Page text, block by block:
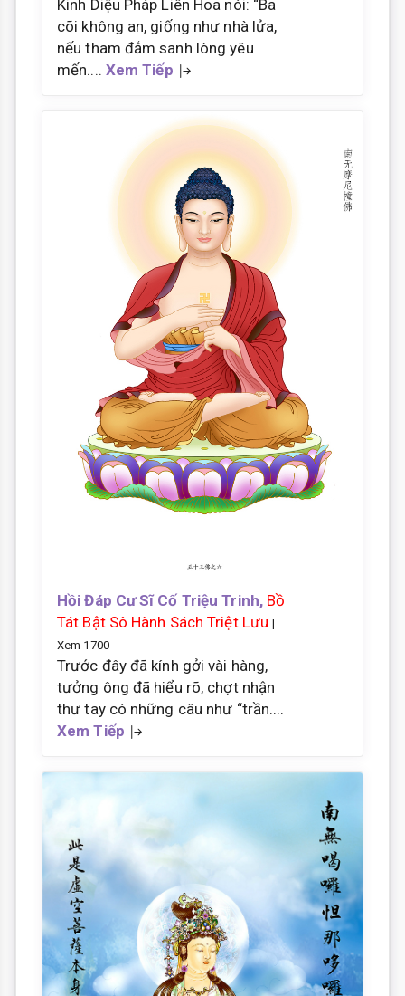
Kinh Diệu Pháp Liên Hoa nói: “Ba
cõi không an, giống như nhà lửa,
nếu tham đắm sanh lòng yêu
mến.... Xem Tiếp
Hồi Đáp Cư Sĩ Cố Triệu Trinh, Bồ
Tát Bật Sô Hành Sách Triệt Lưu |
Xem 1700
Trước đây đã kính gởi vài hàng,
tưởng ông đã hiểu rõ, chợt nhận
thư tay có những câu như “trần....
Xem Tiếp